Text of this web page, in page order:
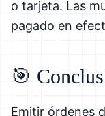
o tarjeta. Las
pagado en
🎯
Emitir órdenes